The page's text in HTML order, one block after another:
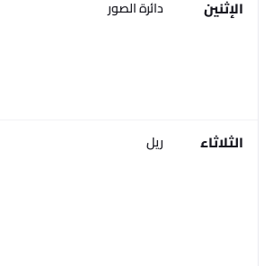
الإثنين دائرة الصور
الثلاثاء ريل